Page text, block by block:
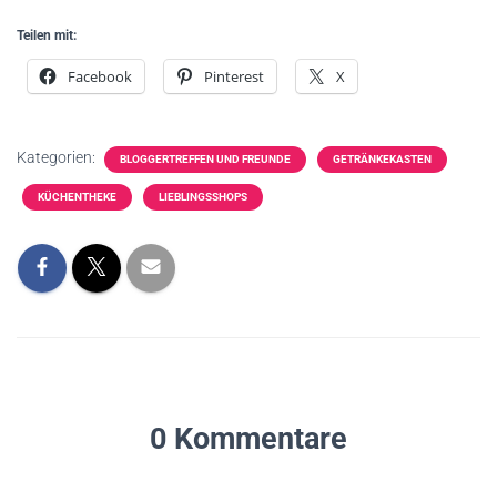
Teilen mit:
Facebook Pinterest X
Kategorien: BLOGGERTREFFEN UND FREUNDE GETRÄNKEKASTEN
KÜCHENTHEKE LIEBLINGSSHOPS
0 Kommentare